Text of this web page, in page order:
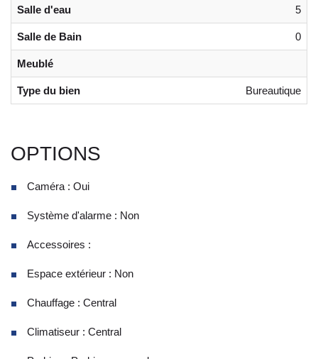
Salle d'eau 5
Salle de Bain 0
Meublé
Type du bien Bureautique
OPTIONS
Caméra : Oui
Système d'alarme : Non
Accessoires :
Espace extérieur : Non
Chauffage : Central
Climatiseur : Central